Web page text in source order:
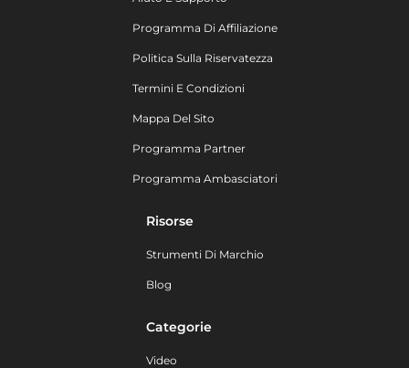
Programma Di Affiliazione
Politica Sulla Riservatezza
Termini E Condizioni
Mappa Del Sito
Programma Partner
Programma Ambasciatori
Risorse
Strumenti Di Marchio
Blog
Categorie
Video